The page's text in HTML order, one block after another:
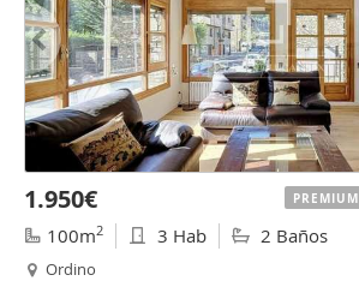
1.950€
100m2 3 Hab 2 Baños
Ordino
PREMIUM